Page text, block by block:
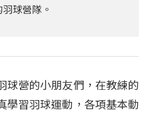
球營隊。
球營的小朋友們，在教練的
學習羽球運動，各項基本動